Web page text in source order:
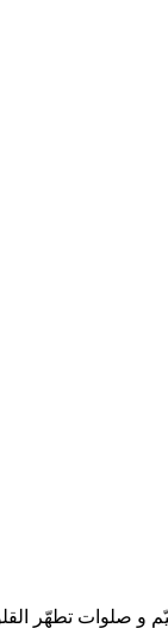
و صلوات تطهّر